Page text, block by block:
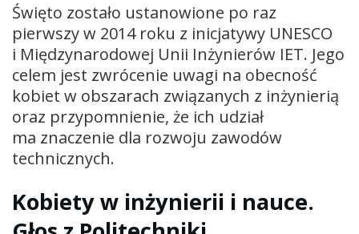
Święto zostało ustanowione po raz
pierwszy w 2014 roku z inicjatywy UNESCO
i Międzynarodowej Unii Inżynierów IET. Jego
celem jest zwrócenie uwagi na obecność
kobiet w obszarach związanych z inżynierią
oraz przypomnienie, że ich udział
ma znaczenie dla rozwoju zawodów
technicznych.
Kobiety w inżynierii i nauce.